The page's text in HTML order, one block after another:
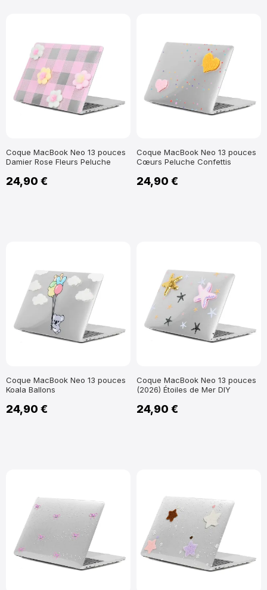
Coque MacBook Neo 13 pouces
Damier Rose Fleurs Peluche
24,90 €
Coque MacBook Neo 13 pouces
Cœurs Peluche Confettis
24,90 €
Coque MacBook Neo 13 pouces
Koala Ballons
24,90 €
Coque MacBook Neo 13 pouces
(2026) Étoiles de Mer DIY
24,90 €